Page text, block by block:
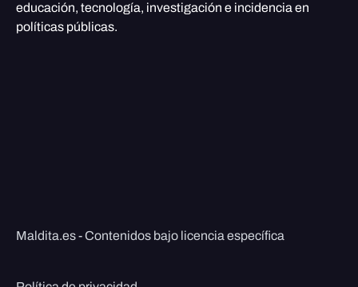
educación, tecnología, investigación e incidencia en
políticas públicas.
Maldita.es - Contenidos bajo licencia específica